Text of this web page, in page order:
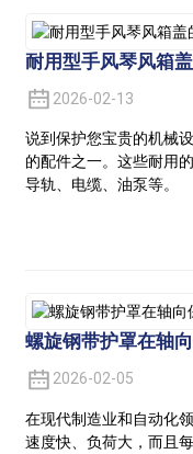
耐用型手风琴风箱
2026-02-13
说到保护您宝贵的机械
的配件之一。这些耐用
导轨、电缆、油泵等。
螺旋钢带护罩在轴
2026-02-05
在现代制造业和自动化
速度快、负荷大，而且